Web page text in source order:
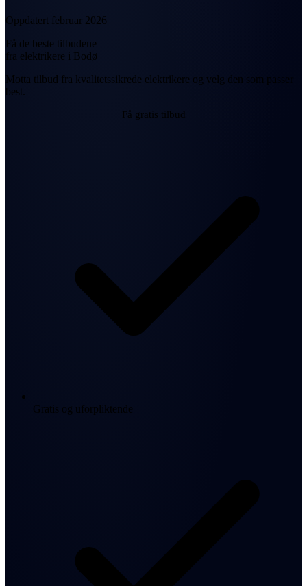
Oppdatert februar 2026
Få de beste tilbudene
fra elektrikere i Bodø
Motta tilbud fra kvalitetssikrede elektrikere og velg den som passer
best.
Få gratis tilbud
Gratis og uforpliktende